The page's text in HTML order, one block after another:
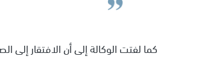
كما لفتت الوكالة إلى أن الافتقار